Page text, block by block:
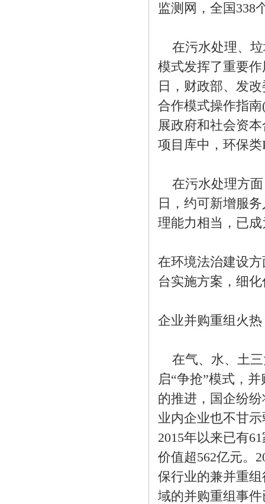
监测网，全国338
在污水处理、垃
模式发挥了重要作
日，财政部、发
合作模式操作指
展政府和社会资
项目库中，环保类
在污水处理方面
日，约可新增服
理能力相当，已
在环境法治建设
台实施方案，细
企业并购重组火热
在气、水、土三
启“争抢”模式，
的推进，国企纷
业内企业也不甘
2015年以来已有
价值超562亿元。
保行业的兼并重
域的并购重组事